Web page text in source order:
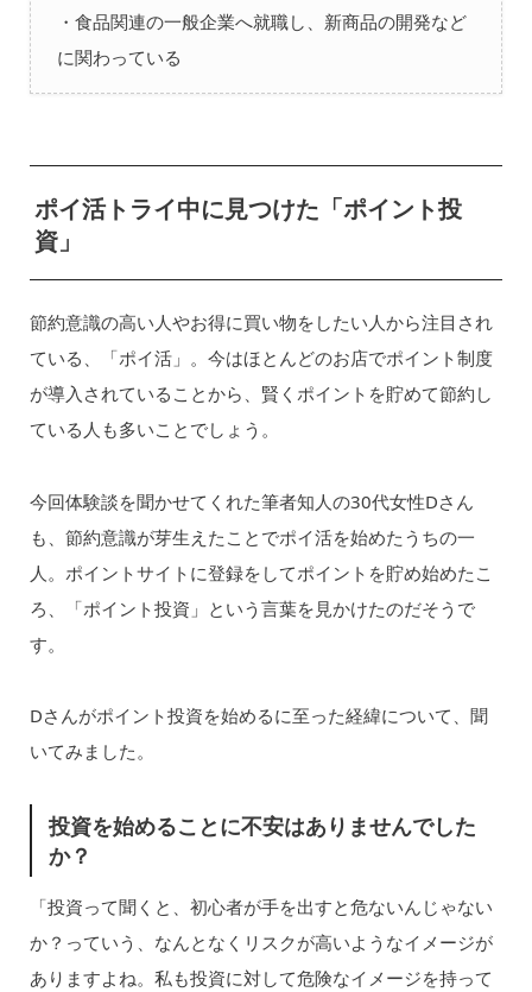
・食品関連の一般企業へ就職し、新商品の開発など
に関わっている
ポイ活トライ中に見つけた「ポイント投
資」
節約意識の高い人やお得に買い物をしたい人から注目され
ている、「ポイ活」。今はほとんどのお店でポイント制度
が導入されていることから、賢くポイントを貯めて節約し
ている人も多いことでしょう。
今回体験談を聞かせてくれた筆者知人の30代女性Dさん
も、節約意識が芽生えたことでポイ活を始めたうちの一
人。ポイントサイトに登録をしてポイントを貯め始めたこ
ろ、「ポイント投資」という言葉を見かけたのだそうで
す。
Dさんがポイント投資を始めるに至った経緯について、聞
いてみました。
投資を始めることに不安はありませんでした
か？
「投資って聞くと、初心者が手を出すと危ないんじゃない
か？っていう、なんとなくリスクが高いようなイメージが
ありますよね。私も投資に対して危険なイメージを持って